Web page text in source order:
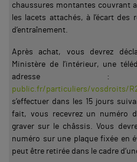
chaussures montantes couvrant
les lacets attachés, à l’écart
d’entraînement.
Après achat, vous devrez
Ministère de l’intérieur, une
public.fr/particuliers/vosdroits/
s’effectuer dans les 15 jours
fait, vous recevrez un numéro
graver sur le châssis. Vous
numéro sur une plaque fixée en
peut être retirée dans le cadre